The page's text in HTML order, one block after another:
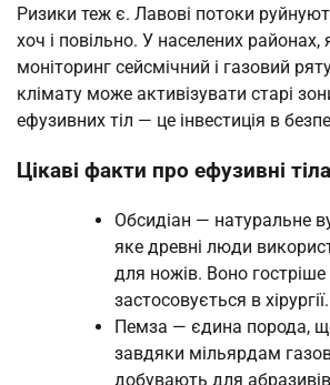
Ризики теж є. Лавові потоки
хоч і повільно. У населених районах,
моніторинг сейсмічний і газовий
клімату може активізувати старі
ефузивних тіл — це інвестиція в
Цікаві факти про ефузивні тіла
Обсидіан — натуральне
яке древні люди
для ножів. Воно гостріше
застосовується в хірургії.
Пемза — єдина порода,
завдяки мільярдам
добувають для